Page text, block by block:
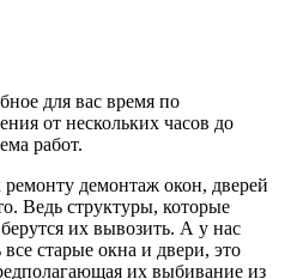
для вас время по
от нескольких часов до
работ.
демонтаж окон, дверей
Ведь структуры, которые
их вывозить. А у нас
старые окна и двери, это
их выбивание из